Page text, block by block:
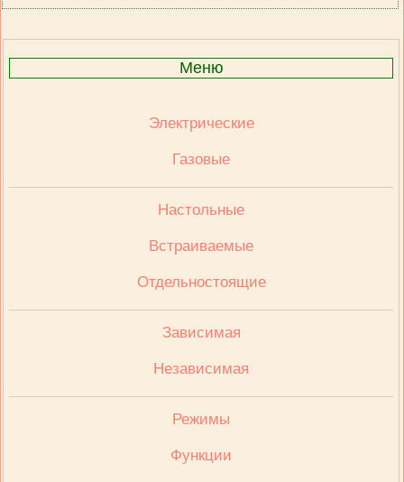
Меню
Электрические
Газовые
Настольные
Встраиваемые
Отдельностоящие
Зависимая
Независимая
Режимы
Функции